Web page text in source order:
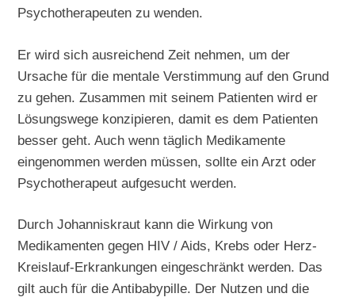
Psychotherapeuten zu wenden.
Er wird sich ausreichend Zeit nehmen, um der
Ursache für die mentale Verstimmung auf den Grund
zu gehen. Zusammen mit seinem Patienten wird er
Lösungswege konzipieren, damit es dem Patienten
besser geht. Auch wenn täglich Medikamente
eingenommen werden müssen, sollte ein Arzt oder
Psychotherapeut aufgesucht werden.
Durch Johanniskraut kann die Wirkung von
Medikamenten gegen HIV / Aids, Krebs oder Herz-
Kreislauf-Erkrankungen eingeschränkt werden. Das
gilt auch für die Antibabypille. Der Nutzen und die